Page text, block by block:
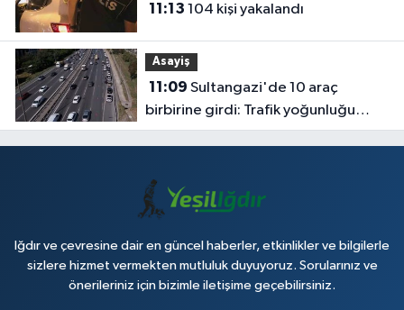
11:13 104 kişi yakalandı
Asayiş
11:09
birbirine girdi: Trafik yoğunluğu
havadan görüntülendi
Iğdır ve çevresine dair en güncel haberler, etkinlikler ve bilgilerle
sizlere hizmet vermekten mutluluk duyuyoruz. Sorularınız ve
önerileriniz için bizimle iletişime geçebilirsiniz.